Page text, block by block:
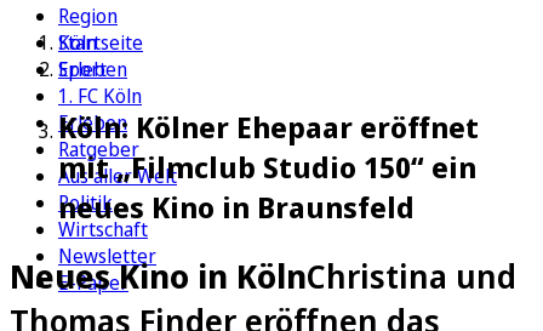
Region
Köln
Sport
1. FC Köln
Erleben
Ratgeber
Aus aller Welt
Politik
Wirtschaft
Newsletter
E-Paper
Startseite
Erleben
Köln: Kölner Ehepaar eröffnet
mit „Filmclub Studio 150“ ein
neues Kino in Braunsfeld
Neues Kino in KölnChristina und
Thomas Finder eröffnen das